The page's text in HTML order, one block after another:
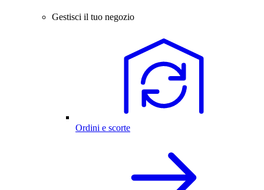
Gestisci il tuo negozio
Ordini e scorte